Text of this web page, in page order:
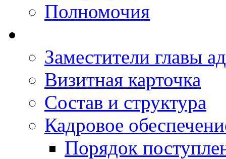
Полномочия
Заместители главы
Визитная карточка
Состав и структура
Кадровое
Порядок